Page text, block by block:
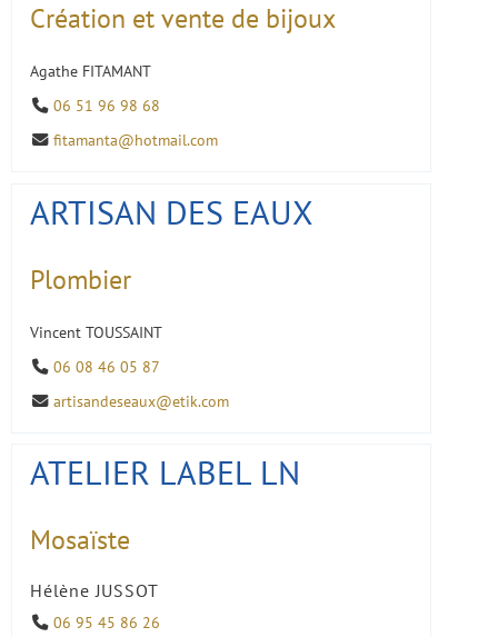
Création et vente de bijoux
Agathe FITAMANT
06 51 96 98 68
fitamanta@hotmail.com
ARTISAN DES EAUX
Plombier
Vincent TOUSSAINT
06 08 46 05 87
artisandeseaux@etik.com
ATELIER LABEL LN
Mosaïste
Hélène JUSSOT
06 95 45 86 26